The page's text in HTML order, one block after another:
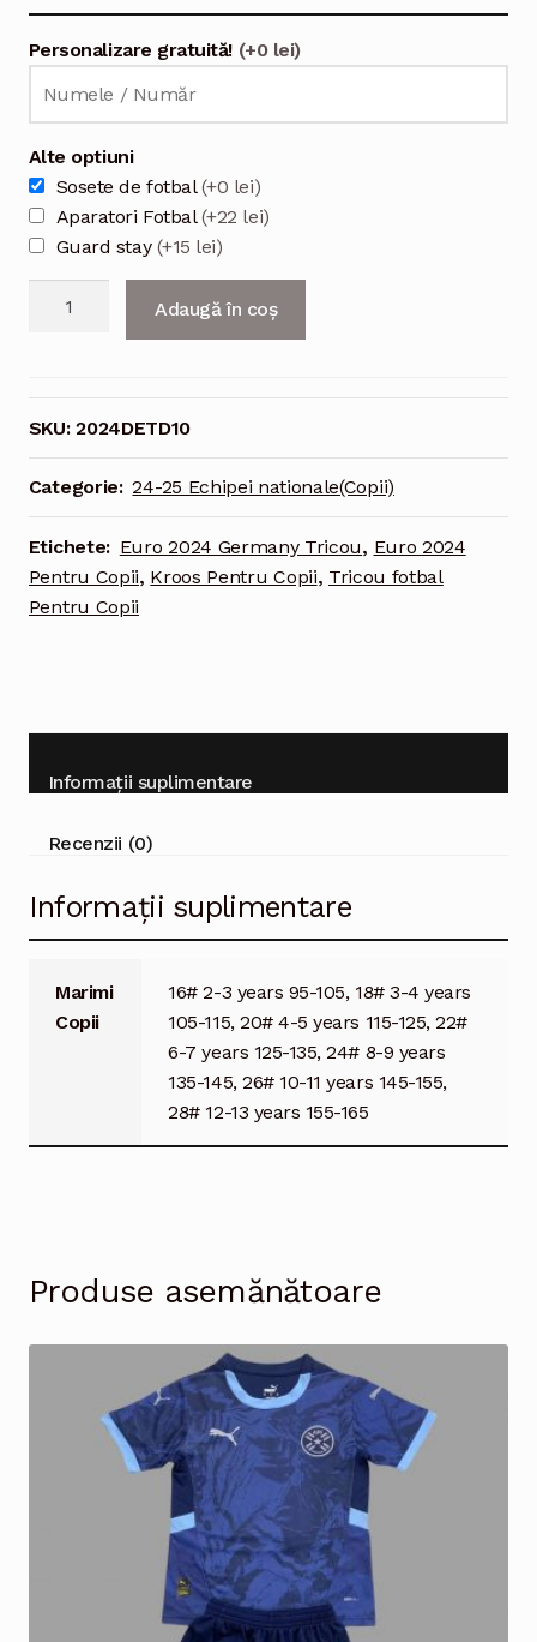
Personalizare gratuită! (+0 lei)
Alte optiuni
Sosete de fotbal(+0 lei)
Aparatori Fotbal(+22 lei)
Guard stay (+15 lei)
Musiala
Copii
Roz
Adaugă în coș
SKU:2024DETD10
Categorie: 24-25 Echipei nationale(Copii)
Etichete: Euro 2024 Germany Tricou, Euro 2024
Pentru Copii, Kroos Pentru Copii, Tricou fotbal
Pentru Copii
Informații suplimentare
Recenzii (0)
Informații suplimentare
Marimi
Copii
16# 2-3 years 95-105, 18# 3-4 years
105-115, 20# 4-5 years 115-125, 22#
6-7 years 125-135, 24# 8-9 years
135-145, 26# 10-11 years 145-155,
28# 12-13 years 155-165
Produse asemănătoare